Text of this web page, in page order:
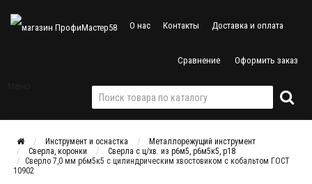
О нас Контакты Доставка и оплата
Сравнение Оформить заказ
Инструмент и оснастка
Металлорежущий инструмент
Сверла, коронки
Сверла с ц/хв. из р6м5, р6м5к5, р18
Сверло 7,0 мм р6м5к5 с цилиндрическим хвостовиком с кобальтом ГОСТ
10902